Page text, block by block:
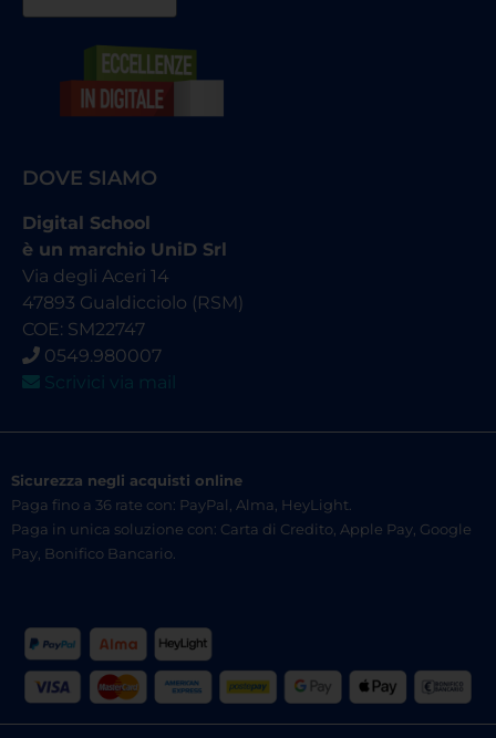
DOVE SIAMO
Digital School
è un marchio UniD Srl
Via degli Aceri 14
47893 Gualdicciolo (RSM)
COE: SM22747
0549.980007
Scrivici via mail
Sicurezza negli acquisti online
Paga fino a 36 rate con: PayPal, Alma, HeyLight.
Paga in unica soluzione con: Carta di Credito, Apple Pay, Google
Pay, Bonifico Bancario.